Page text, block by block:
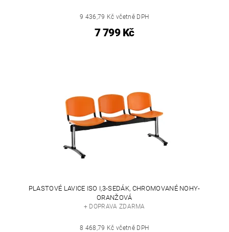
9 436,79 Kč včetně DPH
7 799 Kč
PLASTOVÉ LAVICE ISO I,3-SEDÁK, CHROMOVANÉ NOHY-
ORANŽOVÁ
+ DOPRAVA ZDARMA
8 468,79 Kč včetně DPH